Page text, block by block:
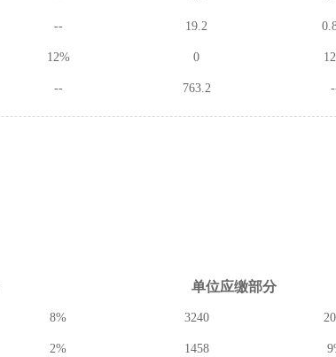
-- 19.2
12% 0
-- 763.2
单位应缴部分
8% 3240
2% 1458